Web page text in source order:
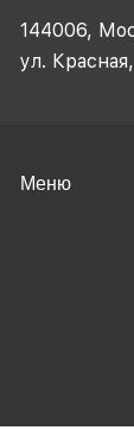
144006,
ул.
Меню